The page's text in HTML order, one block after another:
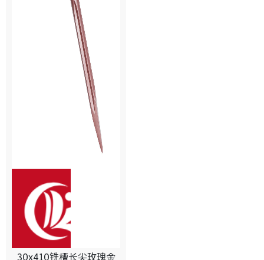
30x410铣槽长尖玫瑰金